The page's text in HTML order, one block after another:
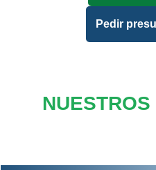
Pedir